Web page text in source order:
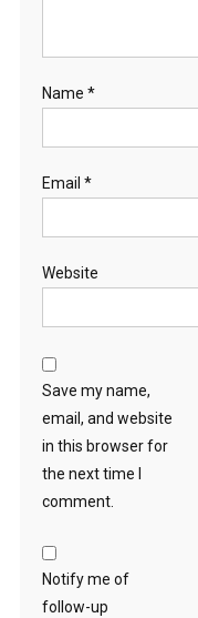
Name *
Email *
Website
Save my name,
email, and website
in this browser for
the next time I
comment.
Notify me of
follow-up